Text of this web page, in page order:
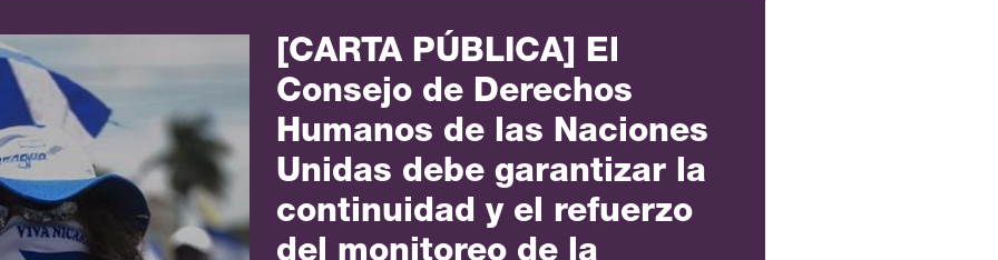
[CARTA PÚBLICA] El
Consejo de Derechos
Humanos de las Naciones
Unidas debe garantizar la
continuidad y el refuerzo